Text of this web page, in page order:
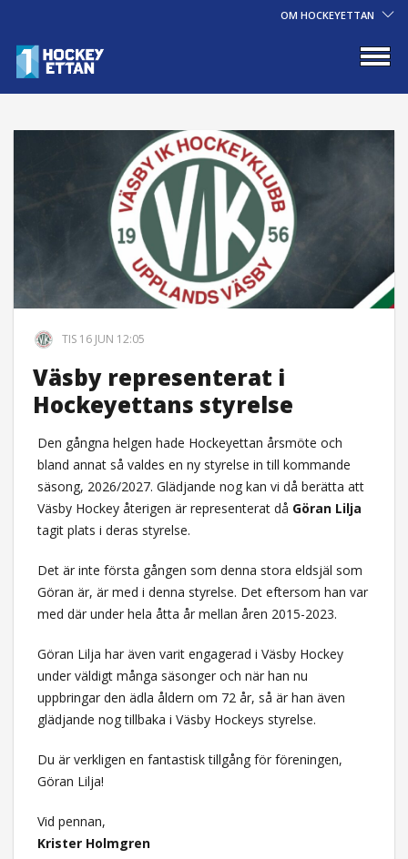
OM HOCKEYETTAN
TIS 16 JUN 12:05
Väsby representerat i
Hockeyettans styrelse
Den gångna helgen hade Hockeyettan årsmöte och
bland annat så valdes en ny styrelse in till kommande
säsong, 2026/2027. Glädjande nog kan vi då berätta att
Väsby Hockey återigen är representerat då Göran Lilja
tagit plats i deras styrelse.
Det är inte första gången som denna stora eldsjäl som
Göran är, är med i denna styrelse. Det eftersom han var
med där under hela åtta år mellan åren 2015-2023.
Göran Lilja har även varit engagerad i Väsby Hockey
under väldigt många säsonger och när han nu
uppbringar den ädla åldern om 72 år, så är han även
glädjande nog tillbaka i Väsby Hockeys styrelse.
Du är verkligen en fantastisk tillgång för föreningen,
Göran Lilja!
Vid pennan,
Krister Holmgren